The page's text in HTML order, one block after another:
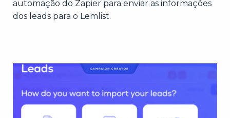
automação do Zapier para enviar as informações
dos leads para o Lemlist.